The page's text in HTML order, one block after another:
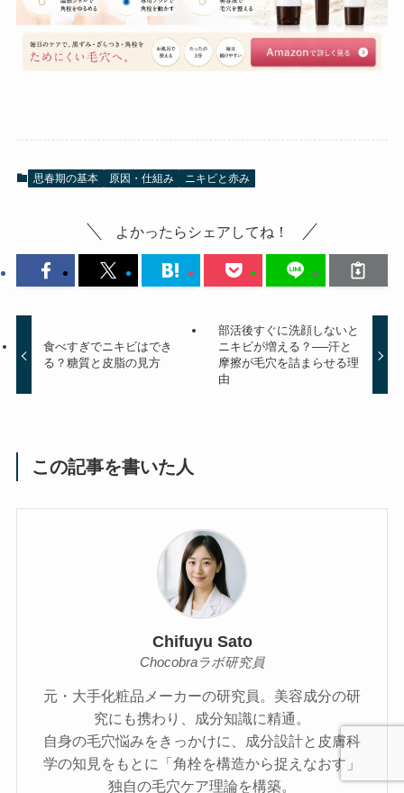
思春期の基本 原因・仕組み ニキビと赤み
よかったらシェアしてね！
食べすぎでニキビはでき
る？糖質と皮脂の見方
部活後すぐに洗顔しないと
ニキビが増える？──汗と
摩擦が毛穴を詰まらせる理
由
この記事を書いた人
Chifuyu Sato
Chocobraラボ研究員
元・大手化粧品メーカーの研究員。美容成分の研
究にも携わり、成分知識に精通。
自身の毛穴悩みをきっかけに、成分設計と皮膚科
学の知見をもとに「角栓を構造から捉えなおす」
独自の毛穴ケア理論を構築。